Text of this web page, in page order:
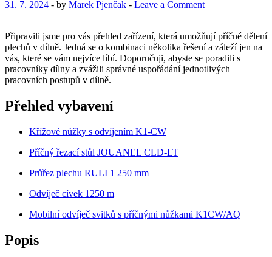
31. 7. 2024 - by Marek Pjenčak - Leave a Comment
Připravili jsme pro vás přehled zařízení, která umožňují příčné dělení
plechů v dílně. Jedná se o kombinaci několika řešení a záleží jen na
vás, které se vám nejvíce líbí. Doporučuji, abyste se poradili s
pracovníky dílny a zvážili správné uspořádání jednotlivých
pracovních postupů v dílně.
Přehled vybavení
Křížové nůžky s odvíjením K1-CW
Příčný řezací stůl JOUANEL CLD-LT
Průřez plechu RULI 1 250 mm
Odvíječ cívek 1250 m
Mobilní odvíječ svitků s příčnými nůžkami K1CW/AQ
Popis